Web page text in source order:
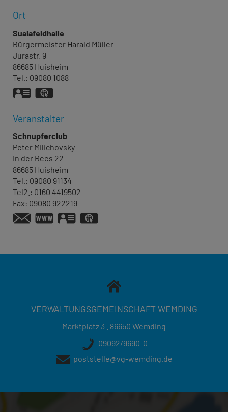
Ort
Sualafeldhalle
Bürgermeister Harald Müller
Jurastr. 9
86685 Huisheim
Tel.: 09080 1088
vCard
Veranstalter
Schnupferclub
Peter Milichovsky
In der Rees 22
86685 Huisheim
Tel.: 09080 91134
Tel2.: 0160 4419502
Fax: 09080 922219
www.schnupfer-club.de
vCard
VERWALTUNGSGEMEINSCHAFT WEMDING
Marktplatz 3 . 86650 Wemding
09092/9690-0
poststelle@vg-wemding.de